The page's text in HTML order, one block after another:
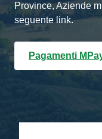
Province, Aziende
seguente link.
Pagamenti